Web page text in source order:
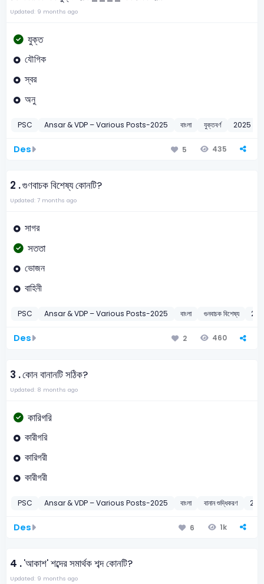
Updated: 9 months ago
যুক্ত
যৌগিক
স্বর
অনু
PSC Ansar & VDP – Various Posts-2025 বাংলা যুক্তবর্ণ 2025
Des 5 435
2 .গুণবাচক বিশেষ্য কোনটি?
Updated: 7 months ago
সাগর
সততা
ভোজন
বাহিনী
PSC Ansar & VDP – Various Posts-2025 বাংলা গুনবাচক বিশেষ্য
Des 2 460
3 .কোন বানানটি সঠিক?
Updated: 8 months ago
কারিগরি
কারীগরি
কারিগরী
কারীগরী
PSC Ansar & VDP – Various Posts-2025 বাংলা বানান শুদ্ধিকরণ
Des 6 1k
4 .'আকাশ' শব্দের সমার্থক শব্দ কোনটি?
Updated: 9 months ago